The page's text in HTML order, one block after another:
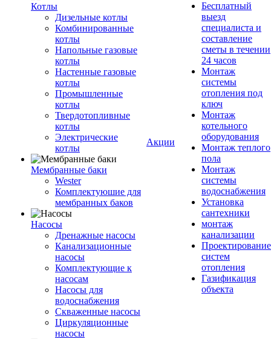
Котлы
Дизельные котлы
Комбинированные
котлы
Напольные газовые
котлы
Настенные газовые
котлы
Промышленные
котлы
Твердотопливные
котлы
Электрические
котлы
Мембранные баки
Wester
Комплектуюшие для
мембранных баков
Насосы
Дренажные насосы
Канализационные
насосы
Комплектующие к
насосам
Насосы для
водоснабжения
Скваженные насосы
Циркуляционные
насосы
Акции
Бесплатный
выезд
специалиста и
составление
сметы в течении
24 часов
Монтаж
системы
отопления под
ключ
Монтаж
котельного
оборудования
Монтаж теплого
пола
Монтаж
системы
водоснабжения
Установка
сантехники
монтаж
канализации
Проектирование
систем
отопления
Газификация
объекта